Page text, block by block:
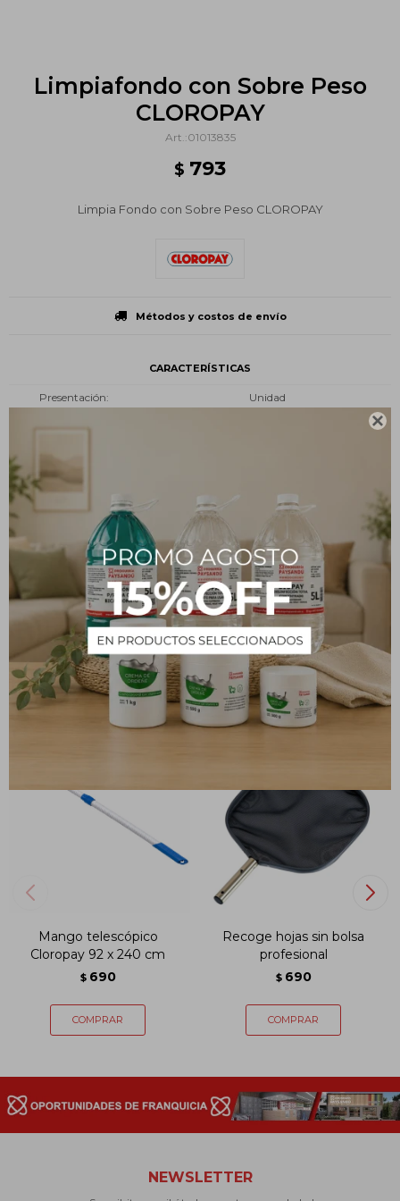

Limpiafondo con Sobre Peso
CLOROPAY
01013835
$ 793
Limpia Fondo con Sobre Peso CLOROPAY
Métodos y costos de envío
CARACTERÍSTICAS
Presentación
Unidad
Descripción
Limpia Fondo con Sobre Peso CLOROPAY
PRODUCTOS QUE TE PUEDEN INTERESAR
Mango telescópico
Cloropay 92 x 240 cm
$ 690
Recoge hojas sin bolsa
profesional
$ 690
NEWSLETTER